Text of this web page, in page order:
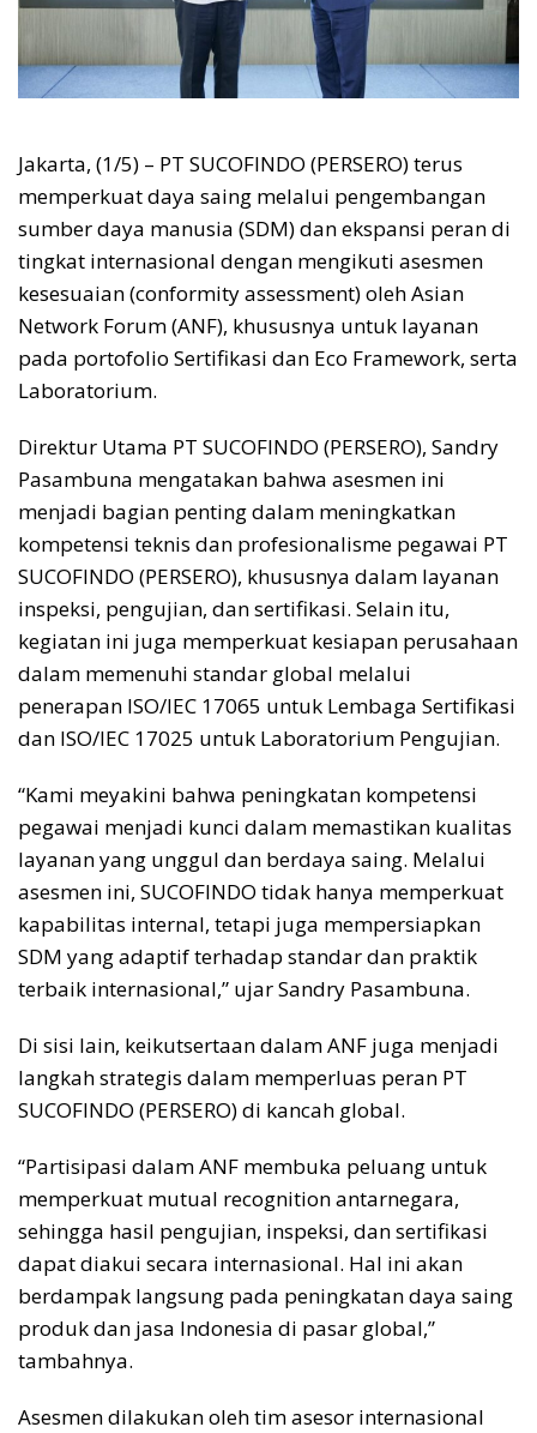
Jakarta, (1/5) – PT SUCOFINDO (PERSERO) terus
memperkuat daya saing melalui pengembangan
sumber daya manusia (SDM) dan ekspansi peran di
tingkat internasional dengan mengikuti asesmen
kesesuaian (conformity assessment) oleh Asian
Network Forum (ANF), khususnya untuk layanan
pada portofolio Sertifikasi dan Eco Framework, serta
Laboratorium.
Direktur Utama PT SUCOFINDO (PERSERO), Sandry
Pasambuna mengatakan bahwa asesmen ini
menjadi bagian penting dalam meningkatkan
kompetensi teknis dan profesionalisme pegawai PT
SUCOFINDO (PERSERO), khususnya dalam layanan
inspeksi, pengujian, dan sertifikasi. Selain itu,
kegiatan ini juga memperkuat kesiapan perusahaan
dalam memenuhi standar global melalui
penerapan ISO/IEC 17065 untuk Lembaga Sertifikasi
dan ISO/IEC 17025 untuk Laboratorium Pengujian.
“Kami meyakini bahwa peningkatan kompetensi
pegawai menjadi kunci dalam memastikan kualitas
layanan yang unggul dan berdaya saing. Melalui
asesmen ini, SUCOFINDO tidak hanya memperkuat
kapabilitas internal, tetapi juga mempersiapkan
SDM yang adaptif terhadap standar dan praktik
terbaik internasional,” ujar Sandry Pasambuna.
Di sisi lain, keikutsertaan dalam ANF juga menjadi
langkah strategis dalam memperluas peran PT
SUCOFINDO (PERSERO) di kancah global.
“Partisipasi dalam ANF membuka peluang untuk
memperkuat mutual recognition antarnegara,
sehingga hasil pengujian, inspeksi, dan sertifikasi
dapat diakui secara internasional. Hal ini akan
berdampak langsung pada peningkatan daya saing
produk dan jasa Indonesia di pasar global,”
tambahnya.
Asesmen dilakukan oleh tim asesor internasional